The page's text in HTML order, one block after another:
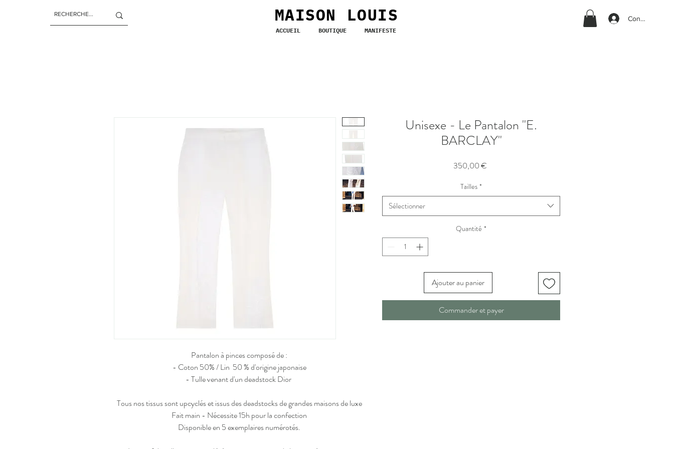
MAISON LOUIS
ACCUEIL BOUTIQUE MANIFESTE
Connexion
Pantalon à pinces composé de :
- Coton 50% / Lin 50 % d'origine japonaise
- Tulle venant d'un deadstock Dior
Tous nos tissus sont upcyclés et issus des deadstocks de grandes maisons de luxe
Fait main - Nécessite 15h pour la confection
Disponible en 5 exemplaires numérotés.
Unisexe - Le Pantalon "E.
BARCLAY"
350,00 €Prix
Tailles *
Sélectionner
Quantité *
Ajouter au panier
Commander et payer